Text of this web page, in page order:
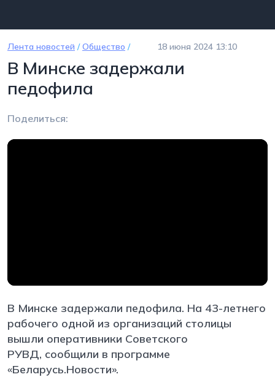
Лента новостей /Общество / 18 июня 2024 13:10
В Минске задержали
педофила
Поделиться:
В Минске задержали педофила. На 43-летнего
рабочего одной из организаций столицы
вышли оперативники Советского
РУВД, сообщили в программе
«Беларусь.Новости».